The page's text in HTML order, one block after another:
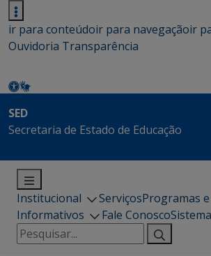
ir para conteúdoir para navegaçãoir
Ouvidoria Transparência
SED
Secretaria de Estado de Educação
Institucional ServiçosProgramas
Informativos
Fale Conosco
Pesquisar
por: